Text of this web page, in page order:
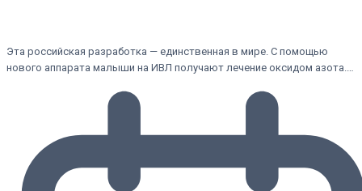
Эта российская разработка — единственная в мире. С помощью
нового аппарата малыши на ИВЛ получают лечение оксидом азота.…